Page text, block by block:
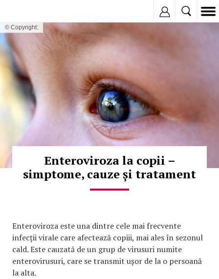
© Copyright:
Enteroviroza la copii –
simptome, cauze și tratament
Enteroviroza este una dintre cele mai frecvente
infecții virale care afectează copiii, mai ales în sezonul
cald. Este cauzată de un grup de virusuri numite
enterovirusuri, care se transmit ușor de la o persoană
la alta.